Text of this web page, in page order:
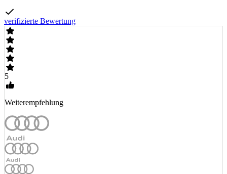
verifizierte Bewertung
5
Weiterempfehlung